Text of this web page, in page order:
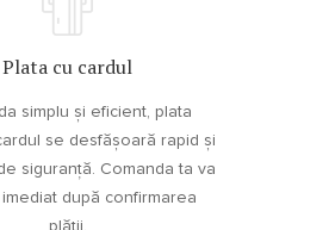
Plata cu cardul
simplu și eficient, plata
se desfășoară rapid și
siguranță. Comanda ta va
după confirmarea
plății.